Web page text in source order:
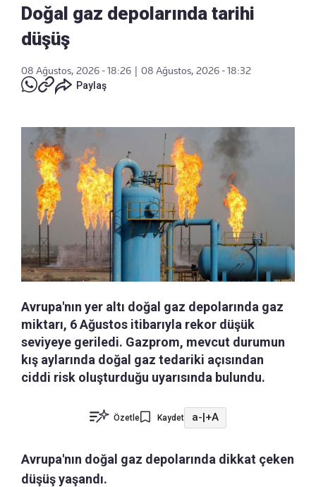
Doğal gaz depolarında tarihi
düşüş
08 Ağustos, 2026 - 18:26
08 Ağustos, 2026 - 18:32
Paylaş
Avrupa'nın yer altı doğal gaz depolarında gaz
miktarı, 6 Ağustos itibarıyla rekor düşük
seviyeye geriledi. Gazprom, mevcut durumun
kış aylarında doğal gaz tedariki açısından
ciddi risk oluşturduğu uyarısında bulundu.
Özetle Kaydet a-|+A
Avrupa'nın doğal gaz depolarında dikkat çeken
düşüş yaşandı.